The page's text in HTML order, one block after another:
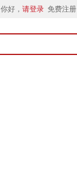
你好， 请登录 免费注册